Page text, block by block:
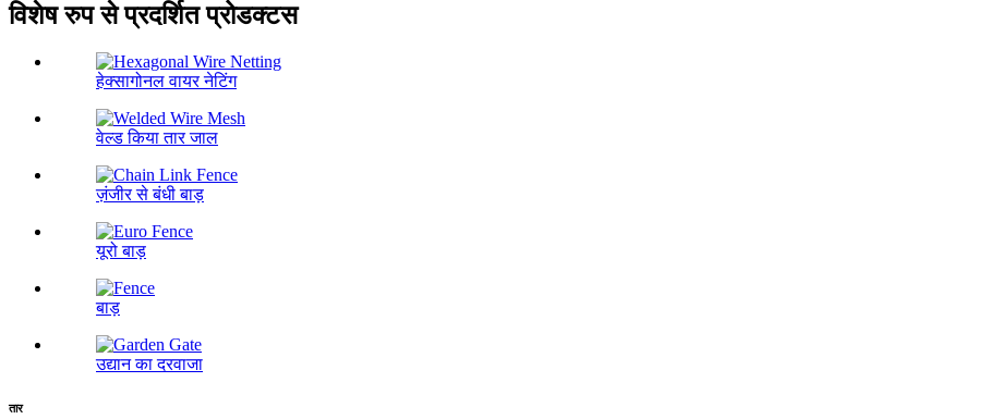
विशेष रुप से प्रदर्शित प्रोडक्टस
हेक्सागोनल वायर नेटिंग
वेल्ड किया तार जाल
ज़ंजीर से बंधी बाड़
यूरो बाड़
बाड़
उद्यान का दरवाजा
तार